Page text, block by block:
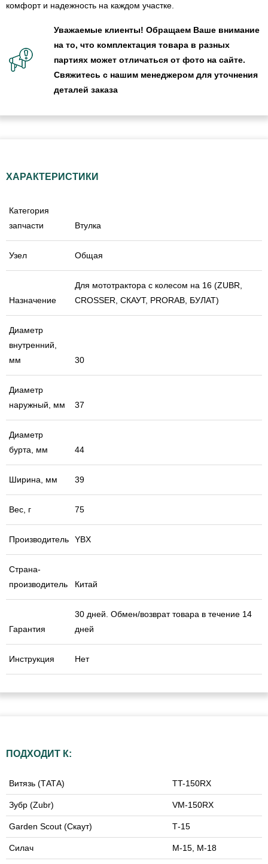
комфорт и надежность на каждом участке.
Уважаемые клиенты! Обращаем Ваше внимание
на то, что комплектация товара в разных
партиях может отличаться от фото на сайте.
Свяжитесь с нашим менеджером для уточнения
деталей заказа
ХАРАКТЕРИСТИКИ
Категория
запчасти
Втулка
Узел Общая
Назначение
Для мототрактора с колесом на 16 (ZUBR,
CROSSER, СКАУТ, PRORAB, БУЛАТ)
Диаметр
внутренний,
мм
30
Диаметр
наружный, мм
37
Диаметр
бурта, мм
44
Ширина, мм 39
Вес, г 75
Производитель YBX
Страна-
производитель
Китай
Гарантия
30 дней. Обмен/возврат товара в течение 14
дней
Инструкция Нет
ПОДХОДИТ К:
Витязь (ТАТА) TT-150RX
Зубр (Zubr) VM-150RX
Garden Scout (Скаут) Т-15
Силач M-15, M-18